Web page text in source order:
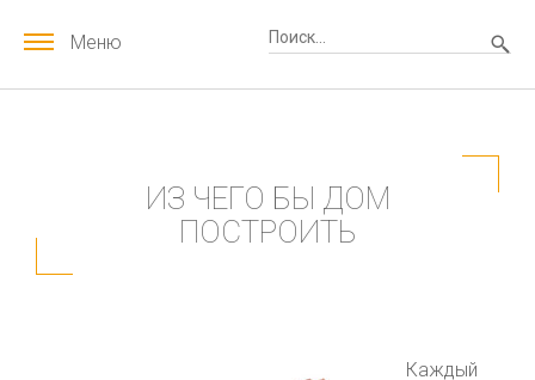
Меню
ИЗ ЧЕГО БЫ ДОМ
ПОСТРОИТЬ
Каждый